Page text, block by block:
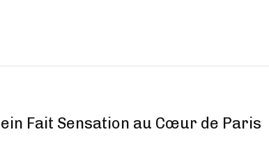
Fait Sensation au Cœur de Paris